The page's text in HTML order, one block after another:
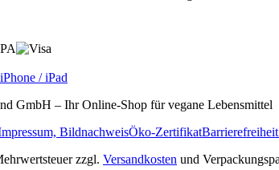
/ iPad
GmbH – Ihr Online‐Shop für vegane Lebensmittel
BildnachweisÖko‐ZertifikatBarrierefreiheit
zzgl. Versandkosten und